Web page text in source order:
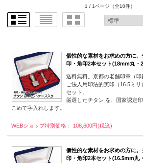
1 / 1ページ （全10件）
個性的な素材をお求めの方に
印・角印2本セット(18mm丸・
送料無料。京都の老舗印章（
ご法人用印法的実印（16.5ミ
セット。
厳選したチタン を、国家認定
こめて字入れします。
WEBショップ特別価格： 108,600円(税込)
個性的な素材をお求めの方に
印・角印2本セット(16.5mm丸